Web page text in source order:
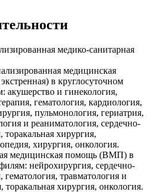
медико-санитарная
медицинская
в круглосуточном
акушерство и гинекология,
гематология, кардиология,
пульмонология, гериатрия,
и реаниматология, сердечно-
торакальная хирургия,
хирургия, онкология.
медицинская помощь (ВМП) в
нейрохирургия, сердечно-
гематология, травматология и
торакальная хирургия, онкология.